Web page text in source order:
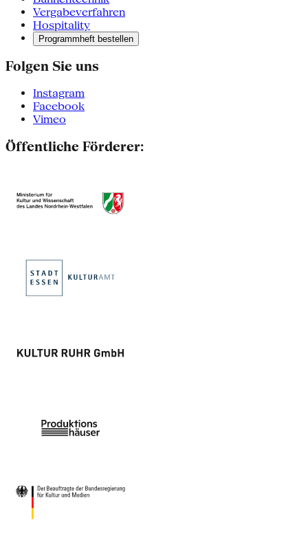
Vergabeverfahren
Hospitality
Programmheft bestellen
Folgen Sie uns
Instagram
Facebook
Vimeo
Öffentliche Förderer: